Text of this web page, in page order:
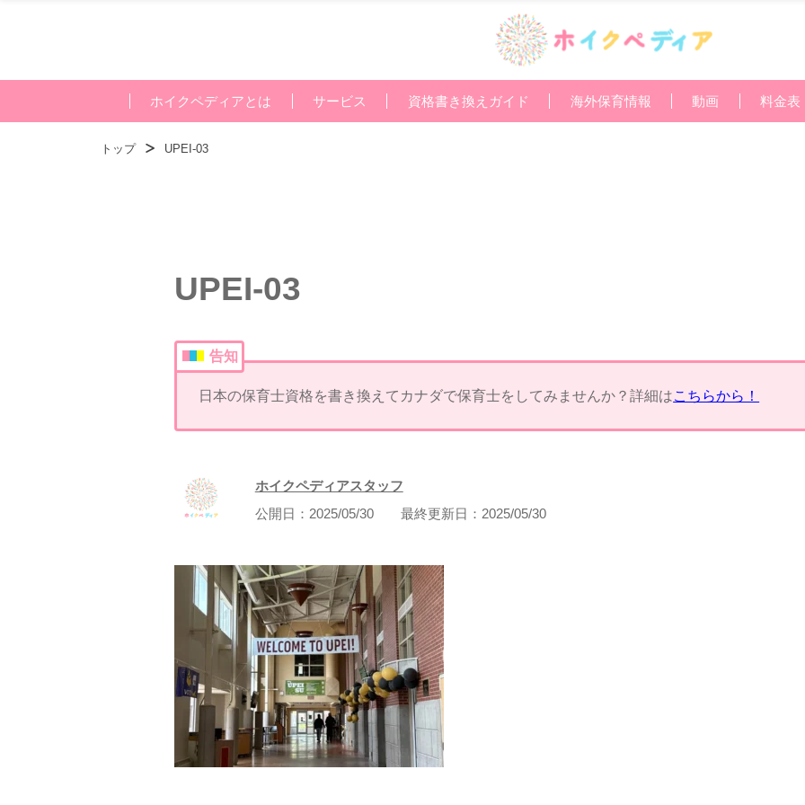
ホイクペディアとは サービス 資格書き換えガイド 海外保育情報 動画 料金表
トップ UPEI-03
UPEI-03
告知
日本の保育士資格を書き換えてカナダで保育士をしてみませんか？詳細はこちらから！
ホイクペディアスタッフ
公開日： 2025/05/30 最終更新日： 2025/05/30